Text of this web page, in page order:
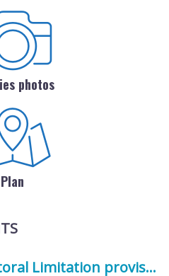
photos
Plan
Arrêté préfectoral Limitation provisoire des usages de l’eau